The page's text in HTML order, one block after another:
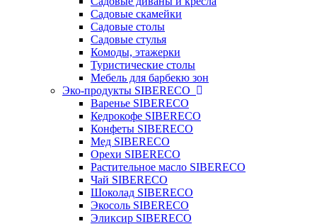
Садовые скамейки
Садовые столы
Садовые стулья
Комоды, этажерки
Туристические столы
Мебель для барбекю зон
Эко-продукты SIBERECO
Варенье SIBERECO
Кедрокофе SIBERECO
Конфеты SIBERECO
Мед SIBERECO
Орехи SIBERECO
Растительное масло SIBERECO
Чай SIBERECO
Шоколад SIBERECO
Экосоль SIBERECO
Эликсир SIBERECO